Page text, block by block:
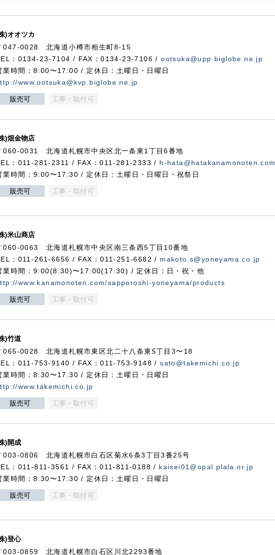
)オオツカ
047-0028 北海道小樽市相生町8-15
：0134-23-7104 / FAX：0134-23-7106 /ootsuka@upp.biglobe.ne.jp
業時間：8:00〜17:00 / 定休日：土曜日・日曜日
www.ootsuka@kvp.biglobe.ne.jp
販売可 工事・取付可
)畑金物店
060-0031 北海道札幌市中央区北一条東1丁目6番地
：011-281-2311 / FAX：011-281-2333 / h-hata@hatakanamonoten.com
業時間：9:00〜17:30 / 定休日：土曜日・日曜日・祝祭日
販売可 工事・取付可
)米山商店
060-0063 北海道札幌市中央区南三条西5丁目10番地
：011-261-6656 / FAX：011-251-6682 / makoto.s@yoneyama.co.jp
業時間：9:00(8:30)〜17:00(17:30) / 定休日：日・祝・他
www.kanamonoten.com/sapporoshi-yoneyama/products
販売可 工事・取付可
)竹道
065-0028 北海道札幌市東区北二十八条東5丁目3〜18
：011-753-9140 / FAX：011-753-9148 /sato@takemichi.co.jp
業時間：8:30〜17:30 / 定休日：土曜日・日曜日
www.takemichi.co.jp
販売可 工事・取付可
)開成
003-0806 北海道札幌市白石区菊水6条3丁目3番25号
：011-811-3561 / FAX：011-811-0188 / kaisei01@opal.plala.or.jp
業時間：8:30〜17:30 / 定休日：土曜日・日曜日
販売可 工事・取付可
)登心
003-0859 北海道札幌市白石区川北2293番地